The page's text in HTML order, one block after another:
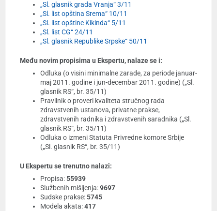
„Sl. glasnik grada Vranja“ 3/11
„Sl. list opština Srema“ 10/11
„Sl. list opštine Kikinda“ 5/11
„Sl. list CG“ 24/11
„Sl. glasnik Republike Srpske“ 50/11
Među novim propisima u Ekspertu, nalaze se i:
Odluka (o visini minimalne zarade, za periode januar-
maj 2011. godine i jun-decembar 2011. godine) („Sl.
glasnik RS“, br. 35/11)
Pravilnik o proveri kvaliteta stručnog rada
zdravstvenih ustanova, privatne prakse,
zdravstvenih radnika i zdravstvenih saradnika („Sl.
glasnik RS“, br. 35/11)
Odluka o izmeni Statuta Privredne komore Srbije
(„Sl. glasnik RS“, br. 35/11)
U Ekspertu se trenutno nalazi:
Propisa:55939
Službenih mišljenja:9697
Sudske prakse:5745
Modela akata:417